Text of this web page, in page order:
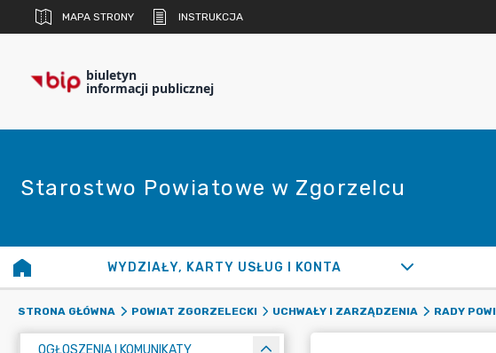
MAPA STRONY INSTRUKCJA
biuletyn
informacji publicznej
Starostwo Powiatowe w Zgorzelcu
WYDZIAŁY, KARTY USŁUG I KONTA
STRONA GŁÓWNA POWIAT ZGORZELECKI UCHWAŁY I ZARZĄDZENIA RADY
OGŁOSZENIA I KOMUNIKATY